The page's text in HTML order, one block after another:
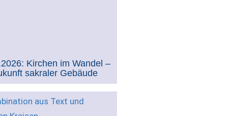
Kirchen im Wandel –
sakraler Gebäude